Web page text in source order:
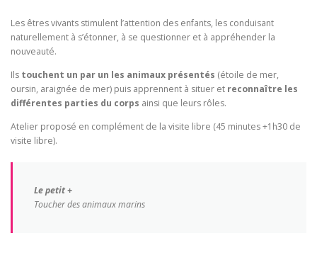
Les êtres vivants stimulent l’attention des enfants, les conduisant
naturellement à s’étonner, à se questionner et à appréhender la
nouveauté.
Ils touchent un par un les animaux présentés (étoile de mer,
oursin, araignée de mer) puis apprennent à situer et reconnaître les
différentes parties du corps ainsi que leurs rôles.
Atelier proposé en complément de la visite libre (45 minutes +1h30 de
visite libre).
Le petit +
Toucher des animaux marins